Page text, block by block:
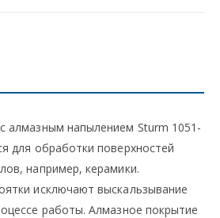
алмазным напылением Sturm 1051-
для обработки поверхностей
например, керамики.
исключают выскальзывание
работы. Алмазное покрытие